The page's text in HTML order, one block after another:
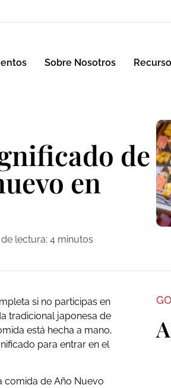
Sobre Nosotros
de
en
lectura: 4 minutos
si no participas en
tradicional japonesa de
está hecha a mano,
para entrar en el
comida de Año Nuevo